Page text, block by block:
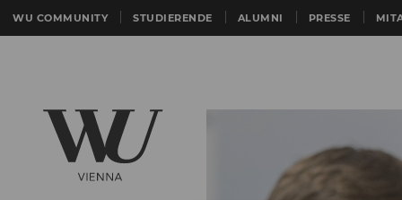
WU COMMUNITY STUDIERENDE ALUMNI PRESSE